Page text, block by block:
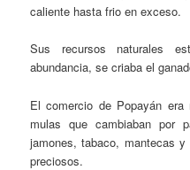
caliente hasta frio en exceso.
Sus recursos naturales
abundancia, se criaba el
El comercio de Popayán
mulas que cambiaban por
jamones, tabaco, mantecas
preciosos.